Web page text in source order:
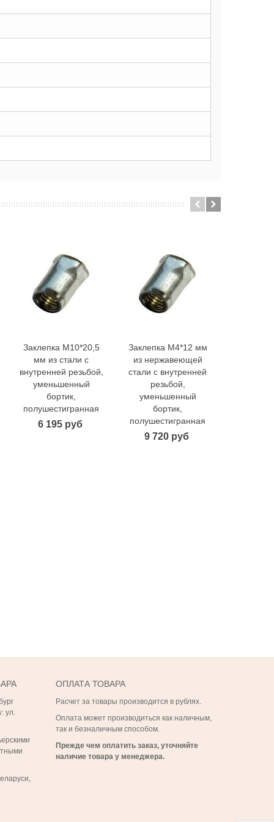
В корзину
Заклепка M10*20,5
мм из стали с
внутренней резьбой,
уменьшенный
бортик,
полушестигранная
6 195 руб
В корзину
Заклепка M4*12 мм
из нержавеющей
стали с внутренней
резьбой,
уменьшенный
бортик,
полушестигранная
9 720 руб
ул.
ОПЛАТА ТОВАРА
Расчет за товары производится в рублях.
Оплата может производиться как наличным,
так и безналичным способом.
Прежде чем оплатить заказ, уточняйте
наличие товара у менеджера.